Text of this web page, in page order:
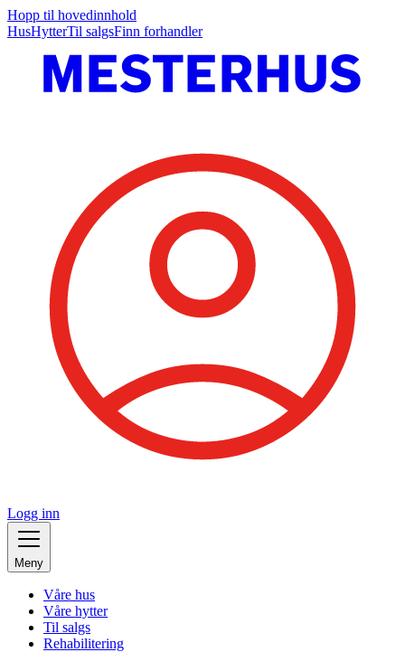
Hopp til hovedinnhold
HusHytterTil salgsFinn forhandler
Logg inn
Meny
Våre hus
Våre hytter
Til salgs
Rehabilitering